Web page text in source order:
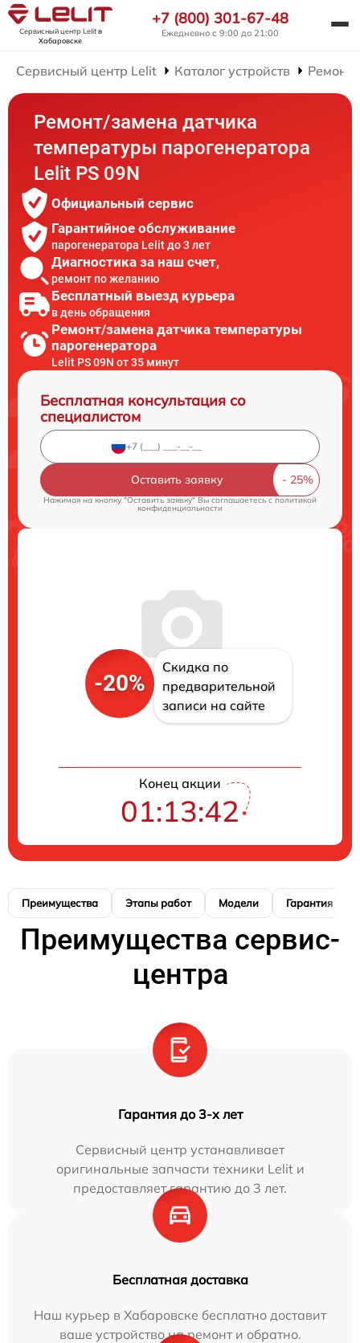
Сервисный центр Lelitв
Хабаровске
+7 (800) 301-67-48
Ежедневно с 9:00 до 21:00
Сервисный центр Lelit Каталог устройств Ремонт
Ремонт/замена датчика
температуры парогенератора
Lelit PS 09N
Официальный сервис
Гарантийное обслуживание
парогенератора Lelit до 3 лет
Диагностика за наш счет,
ремонт по желанию
Бесплатный выезд курьера
в день обращения
Ремонт/замена датчика температуры
парогенератора
Lelit PS 09N от 35 минут
Бесплатная консультация со
специалистом
Оставить заявку
Нажимая на кнопку "Оставить заявку" Вы соглашаетесь cполитикой
конфиденциальности
-20%
Скидка по
предварительной
записи на сайте
Конец акции
01:13:41
Преимущества Этапы работ Модели Гарантия
Преимущества сервис-
центра
Гарантия до 3-х лет
Сервисный центр устанавливает
оригинальные запчасти техники Lelit и
предоставляет гарантию до 3 лет.
Бесплатная доставка
Наш курьер в Хабаровске бесплатно доставит
ваше устройство на ремонт и обратно.